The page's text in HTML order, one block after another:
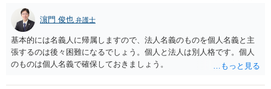
濵門 俊也 弁護士
基本的には名義人に帰属しますので、法人名義のものを個人名義と主
張するのは後々困難になるでしょう。個人と法人は別人格です。個人
のものは個人名義で確保しておきましょう。